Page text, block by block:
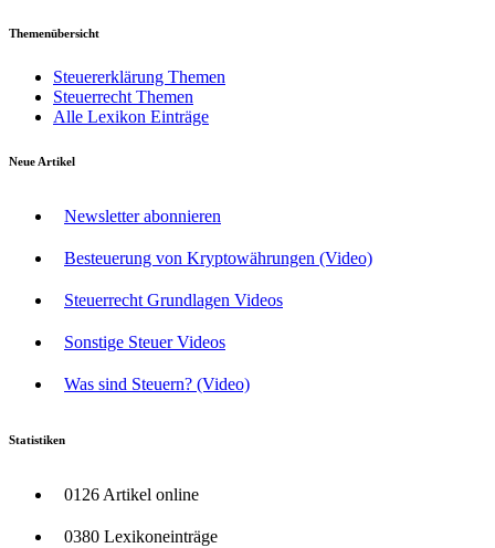
Themenübersicht
Steuererklärung Themen
Steuerrecht Themen
Alle Lexikon Einträge
Neue Artikel
Newsletter abonnieren
Besteuerung von Kryptowährungen (Video)
Steuerrecht Grundlagen Videos
Sonstige Steuer Videos
Was sind Steuern? (Video)
Statistiken
0126 Artikel online
0380 Lexikoneinträge